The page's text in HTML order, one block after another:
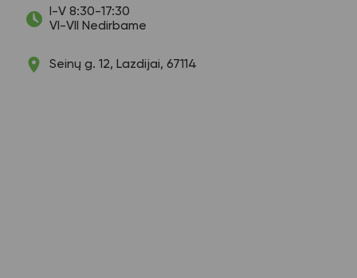
I-V 8:30-17:30
VI-VII Nedirbame
Seinų g. 12, Lazdijai, 67114